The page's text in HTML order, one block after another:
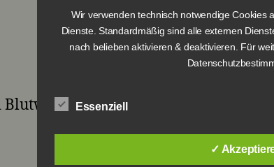
15.
Blutwurst)
Wir verwenden technisch notwendige Cookies
Dienste. Standardmäßig sind alle externen
nach belieben aktivieren & deaktivieren. Für
Essenziell
✓